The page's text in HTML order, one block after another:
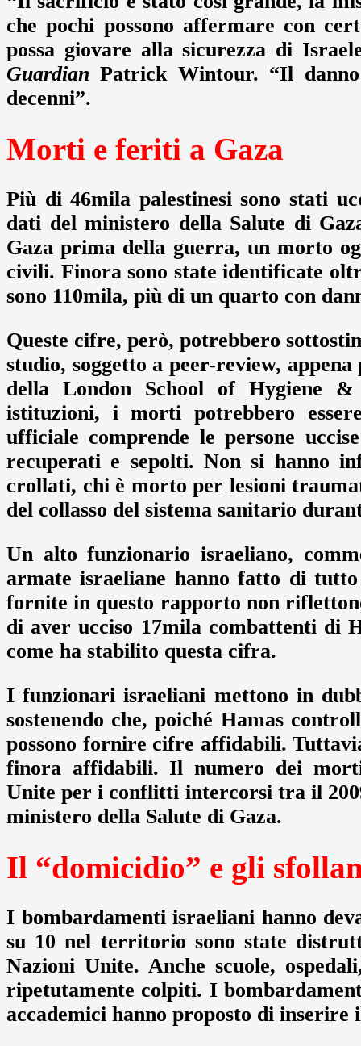
che pochi possono affermare con
possa giovare alla sicurezza di
Guardian Patrick Wintour. “Il
decenni”.
Morti e feriti a Gaza
Più di 46mila palestinesi sono stati
dati del ministero della Salute di
Gaza prima della guerra, un morto
civili. Finora sono state identificate
sono 110mila, più di un quarto con
Queste cifre, però, potrebbero
studio, soggetto a peer-review,
della London School of Hygiene
istituzioni, i morti potrebbero
ufficiale comprende le persone
recuperati e sepolti. Non si hanno
crollati, chi è morto per lesioni
del collasso del sistema sanitario
Un alto funzionario israeliano,
armate israeliane hanno fatto di
fornite in questo rapporto non
di aver ucciso 17mila combattenti di
come ha stabilito questa cifra.
I funzionari israeliani mettono in
sostenendo che, poiché Hamas
possono fornire cifre affidabili.
finora affidabili. Il numero dei
Unite per i conflitti intercorsi tra il
ministero della Salute di Gaza.
Il “domicidio” e gli
I bombardamenti israeliani hanno
su 10 nel territorio sono state
Nazioni Unite. Anche scuole,
ripetutamente colpiti. I
accademici hanno proposto di inserire